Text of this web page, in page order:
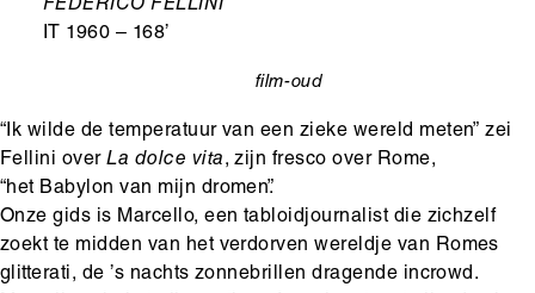
Ondertitel
FEDERICO FELLINI
IT 1960 – 168’
film-oud
“Ik wilde de temperatuur van een zieke wereld meten” zei
Fellini overLa dolce vita, zijn fresco over Rome,
“het Babylon van mijn dromen”.
Onze gids is Marcello, een tabloidjournalist die zichzelf
zoekt te midden van het verdorven wereldje van Romes
glitterati, de ’s nachts zonnebrillen dragende incrowd.